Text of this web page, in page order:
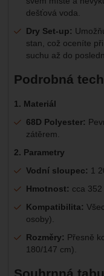
dešťová voda.
Dry Set-up:
stan, což oceníte
suchu až do
Podrobná
1. Materiál
68D Polyester:
zátěrem.
2. Parametry
Vodní sloupec: 1
Hmotnost: cca
Kompatibilita:
osoby).
Rozměry: Přesně
180/147 cm).